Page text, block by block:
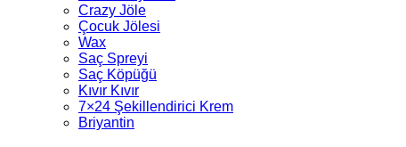
Crazy Jöle
Çocuk Jölesi
Wax
Saç Spreyi
Saç Köpüğü
Kıvır Kıvır
7×24 Şekillendirici Krem
Briyantin